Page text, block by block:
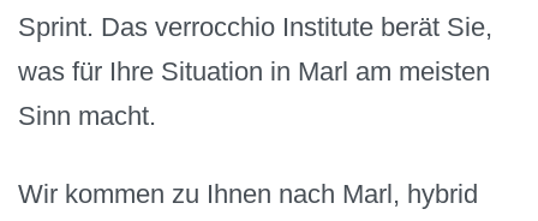
Sprint. Das verrocchio Institute berät Sie,
was für Ihre Situation in Marl am meisten
Sinn macht.
Wir kommen zu Ihnen nach Marl, hybrid